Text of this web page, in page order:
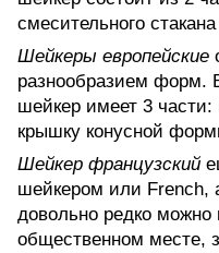
смесительного
Шейкеры европейские
разнообразием форм.
шейкер имеет 3 части:
крышку конусной
Шейкер французский
шейкером или French,
довольно редко можно
общественном месте,